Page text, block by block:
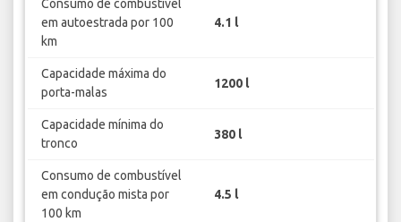
Consumo de combustível
em autoestrada por 100
km
4.1 l
Capacidade máxima do
porta-malas
1200 l
Capacidade mínima do
tronco
380 l
Consumo de combustível
em condução mista por
100 km
4.5 l